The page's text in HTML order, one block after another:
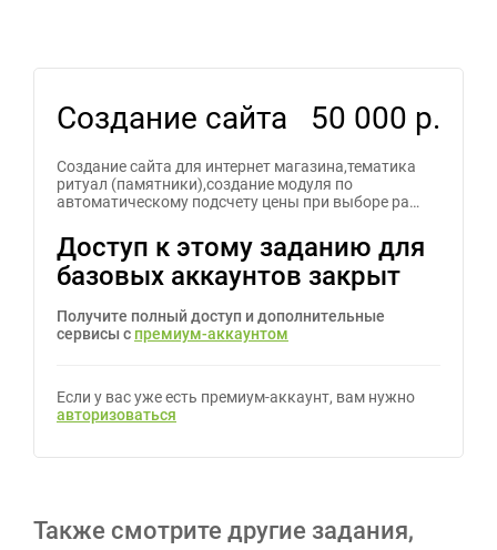
Создание сайта 50 000 р.
Создание сайта для интернет магазина,тематика
ритуал (памятники),создание модуля по
автоматическому подсчету цены при выборе ра…
Доступ к этому заданию для
базовых аккаунтов закрыт
Получите полный доступ и дополнительные
сервисы с премиум-аккаунтом
Если у вас уже есть премиум-аккаунт, вам нужно
авторизоваться
Также смотрите другие задания,